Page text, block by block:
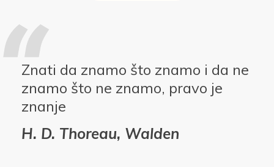
Znati da znamo što znamo i da ne
znamo što ne znamo, pravo je
znanje
H. D. Thoreau, Walden